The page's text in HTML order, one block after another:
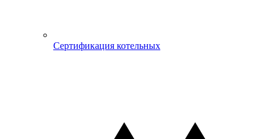
Сертификация котельных